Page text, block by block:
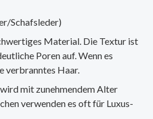
Schafsleder)
Material. Die Textur ist
Poren auf. Wenn es
verbranntes Haar.
mit zunehmendem Alter
verwenden es oft für Luxus-